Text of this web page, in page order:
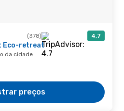
(378) 4,7
Eco-retreat
da cidade
preços